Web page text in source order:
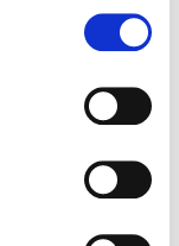
RESTAURO E